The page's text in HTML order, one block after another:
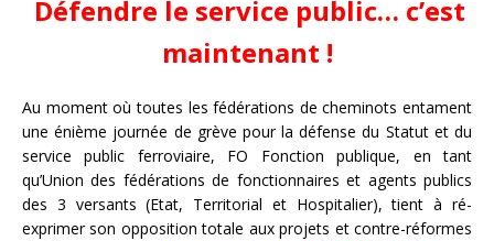
Défendre le service public… c’est
maintenant !
Au moment où toutes les fédérations de cheminots entament
une énième journée de grève pour la défense du Statut et du
service public ferroviaire, FO Fonction publique, en tant
qu’Union des fédérations de fonctionnaires et agents publics
des 3 versants (Etat, Territorial et Hospitalier), tient à ré-
exprimer son opposition totale aux projets et contre-réformes